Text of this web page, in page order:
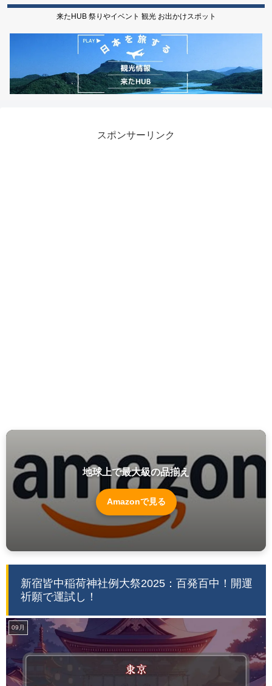
来たHUB 祭りやイベント 観光 お出かけスポット
スポンサーリンク
地球上で最大級の品揃え
Amazonで見る
新宿皆中稲荷神社例大祭2025：百発百中！開運
祈願で運試し！
09月